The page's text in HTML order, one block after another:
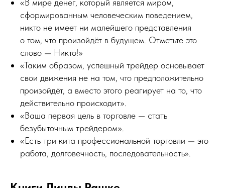
«В мире денег, который является миром,
сформированным человеческим поведением,
никто не имеет ни малейшего представления
о том, что произойдёт в будущем. Отметьте это
слово — Никто!»
«Таким образом, успешный трейдер основывает
свои движения не на том, что предположительно
произойдёт, а вместо этого реагирует на то, что
действительно происходит».
«Ваша первая цель в торговле — стать
безубыточным трейдером».
«Есть три кита профессиональной торговли — это
работа, долговечность, последовательность».